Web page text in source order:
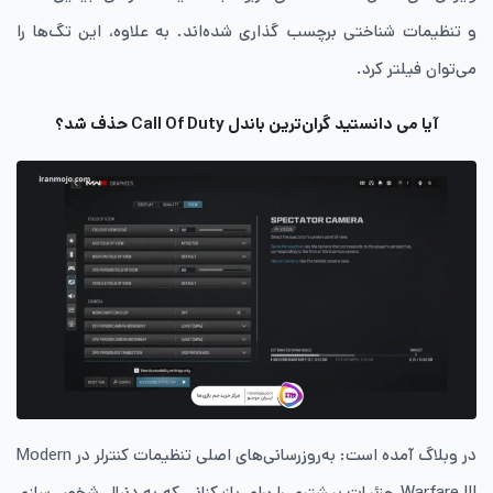
و تنظیمات شناختی برچسب گذاری شده‌اند. به علاوه، این تگ‌ها را
می‌توان فیلتر کرد.
آیا می دانستید گران‌ترین باندل Call Of Duty حذف شد؟
در وبلاگ آمده است: به‌روزرسانی‌های اصلی تنظیمات کنترلر در Modern